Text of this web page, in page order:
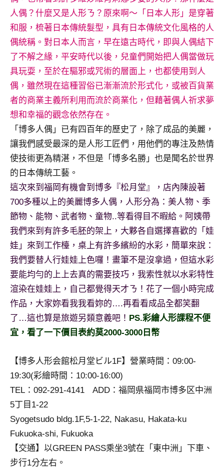
持、
吳
哥
泰
國
旅
遊
書
者、
各
發
表
會
及
活
動
主
持、
學
校
企
業
講
座、
部
落
及
旅
遊
誌
專
欄、
觀
光
人偶？什麼又是人形ㄋ？原來啊～「日本人形」是穿著
和服，梳著日本傳統髮型，具有日本傳統文化風格的人
偶統稱。對日本人而言，早在遠古時代，即與人偶結下
了不解之緣，平安時代以後，兒童們開始把人偶當做玩
具玩耍，至於在驅邪或咒術的層面上，也都使用到人
偶，雖然現在這種習俗已漸漸流於形式化，或被百貨業
者的商業主義所利用而流於商業化，但藉著偶人祈求夢
想和幸福的觀念依然存在。
「博多人偶」已有四百年的歷史了，除了成品的美麗，
讓我們感受最深的是人形工匠們，用他們的專注及熱情
使技術更為精湛，不但是「博多名勝」也是聞名於世界
的日本傳統工藝。
這次來到福岡有機會到博多『松月堂』，店內陳設著
700多種以上的美麗博多人偶，人形分為：美人物、季
節物、能物、武者物、童物..等看得目不暇給。阿姨帶
我們來到有許多毛胚的架上，大夥各自選擇喜歡的「娃
娃」來到工作檯，桌上有許多繽紛的水彩，簡單來說：
我們要替人行娃娃上色囉！畫筆不是沒拿過，但這水彩
要能均勻的上上去真的需要技巧，我索性就以水彩特性
渲染在娃娃上，自己都覺得天才ㄋ！花了一個小時完成
作品，大家妳看我我看妳的….再看看成品全都笑翻
了…這也算是旅遊另類意義吧！ PS.彩繪人形課程不便
宜，看了一下價目表約莫2000-3000日幣
【博多人形会館松月堂ビル1F】營業時間：09:00-
19:30(彩繪時間：10:00-16:00)
TEL：092-291-4141 ADD：福岡県福岡市博多区中洲
5丁目1-22
Syogetsudo bldg.1F,5-1-22, Nakasu, Hakata-ku
Fukuoka-shi, Fukuoka
【交通】以GREEN PASS乘坐3號在「東中洲」下車、
步行1分左右。